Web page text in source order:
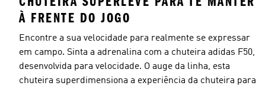
À FRENTE DO JOGO
Encontre a sua velocidade para realmente se expressar
em campo. Sinta a adrenalina com a chuteira adidas F50,
desenvolvida para velocidade. O auge da linha, esta
chuteira superdimensiona a experiência da chuteira para